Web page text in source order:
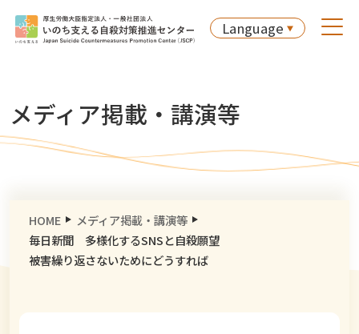
Language
メディア掲載・講演等
HOME
メディア掲載・講演等
毎日新聞 多様化するSNSと⾃殺願望
被害繰り返さないためにどうすれば